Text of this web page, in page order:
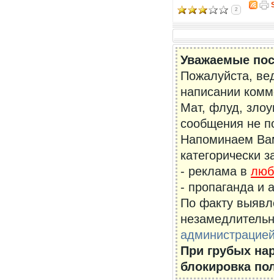
2
Уважаемые
Пожалуйста,
написании
Мат, флуд,
сообщения не
Напоминаем
категорически
- реклама в
- пропаганда и
По факту
При грубых
блокировка